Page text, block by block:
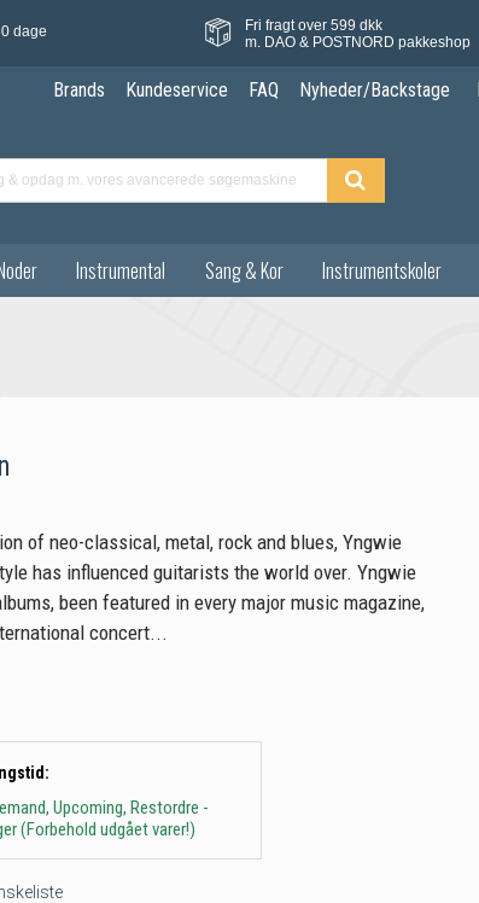
dage
Fri fragt over 599 dkk
m. DAO & POSTNORD pakkeshop
Brands Kundeservice FAQ Nyheder/Backstage
Instrumental Sang & Kor Instrumentskoler
of neo-classical, metal, rock and blues, Yngwie
has influenced guitarists the world over. Yngwie
been featured in every major music magazine,
concert...
Upcoming, Restordre -
(Forbehold udgået varer!)